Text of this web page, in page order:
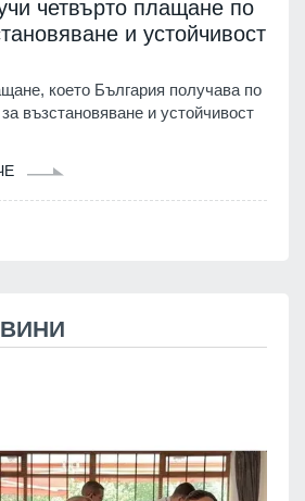
четвърто плащане по
и устойчивост
което България получава по
възстановяване и устойчивост